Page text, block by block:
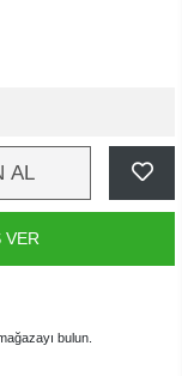
AL
VER
bulun.